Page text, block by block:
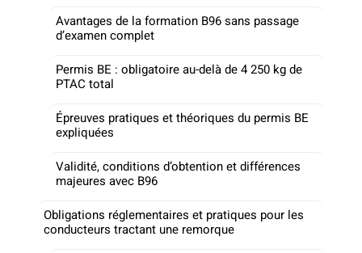
Avantages de la formation B96 sans passage
d’examen complet
Permis BE : obligatoire au-delà de 4 250 kg de
PTAC total
Épreuves pratiques et théoriques du permis BE
expliquées
Validité, conditions d’obtention et différences
majeures avec B96
Obligations réglementaires et pratiques pour les
conducteurs tractant une remorque